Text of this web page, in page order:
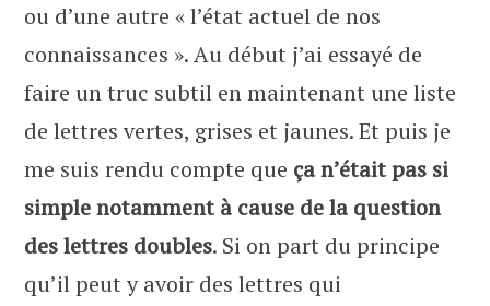
ou d’une autre « l’état actuel de nos
connaissances ». Au début j’ai essayé de
faire un truc subtil en maintenant une liste
de lettres vertes, grises et jaunes. Et puis je
me suis rendu compte que ça n’était pas si
simple notamment à cause de la question
des lettres doubles. Si on part du principe
qu’il peut y avoir des lettres qui